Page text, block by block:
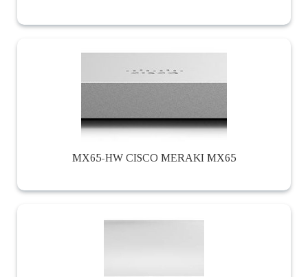
MX65-HW CISCO MERAKI MX65